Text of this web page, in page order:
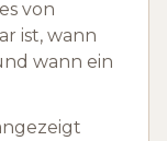
von
ist, wann
wann ein